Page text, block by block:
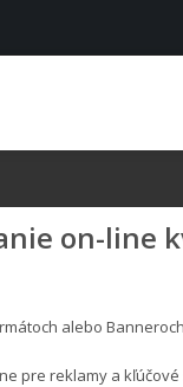
on-line
alebo
pre reklamy a